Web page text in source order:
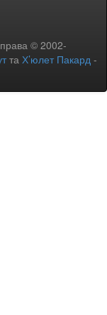
права © 2002-
та Х’юлет Пакард -